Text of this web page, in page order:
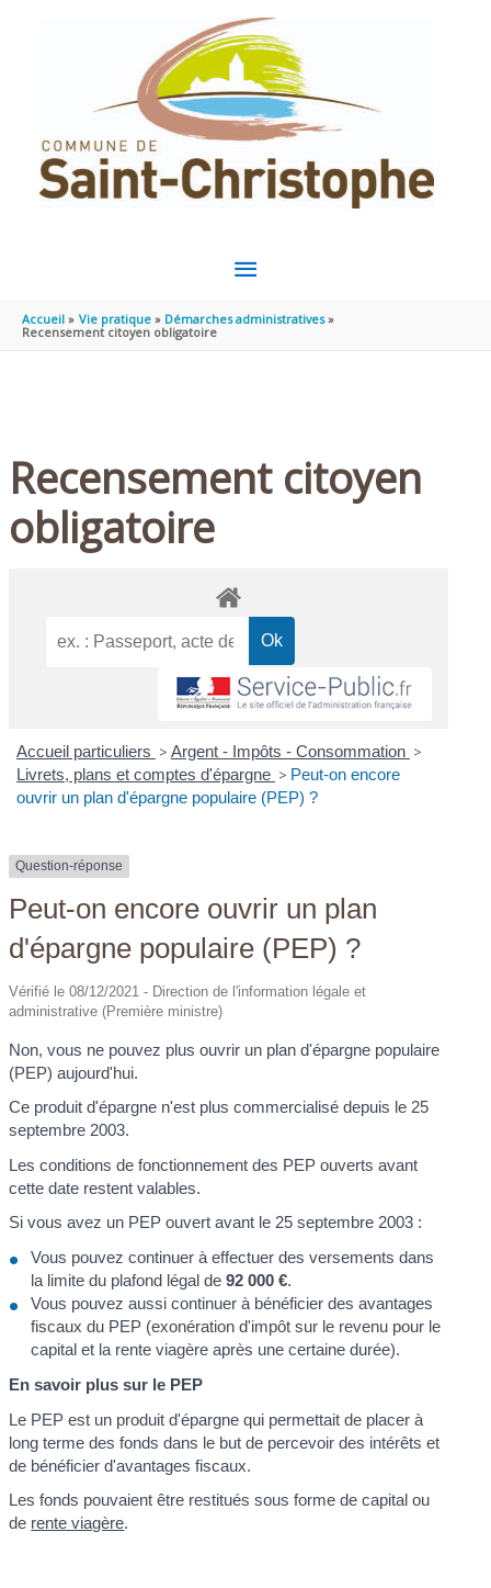
MENU
PRINCIPAL
Accueil Vie pratique
Démarches administratives
Recensement citoyen obligatoire
Recensement citoyen
obligatoire
Accueil particuliers > Argent - Impôts - Consommation >
Livrets, plans et comptes d'épargne > Peut-on encore
ouvrir un plan d'épargne populaire (PEP) ?
Question-réponse
Peut-on encore ouvrir un plan
d'épargne populaire (PEP) ?
Vérifié le 08/12/2021 - Direction de l'information légale et
administrative (Première ministre)
Non, vous ne pouvez plus ouvrir un plan d'épargne populaire
(PEP) aujourd'hui.
Ce produit d'épargne n'est plus commercialisé depuis le 25
septembre 2003.
Les conditions de fonctionnement des PEP ouverts avant
cette date restent valables.
Si vous avez un PEP ouvert avant le 25 septembre 2003 :
Vous pouvez continuer à effectuer des versements dans
la limite du plafond légal de92 000 €.
Vous pouvez aussi continuer à bénéficier des avantages
fiscaux du PEP (exonération d'impôt sur le revenu pour le
capital et la rente viagère après une certaine durée).
En savoir plus sur le PEP
Le PEP est un produit d'épargne qui permettait de placer à
long terme des fonds dans le but de percevoir des intérêts et
de bénéficier d'avantages fiscaux.
Les fonds pouvaient être restitués sous forme de capital ou
de rente viagère.